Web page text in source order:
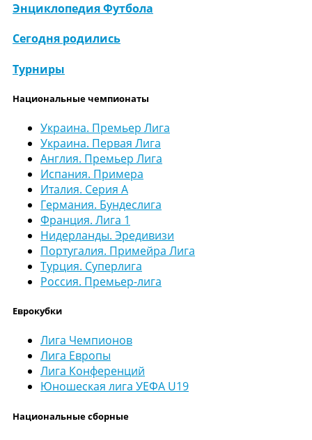
Энциклопедия Футбола
Сегодня родились
Турниры
Национальные чемпионаты
Украина. Премьер Лига
Украина. Первая Лига
Англия. Премьер Лига
Испания. Примера
Италия. Серия А
Германия. Бундеслига
Франция. Лига 1
Нидерланды. Эредивизи
Португалия. Примейра Лига
Турция. Суперлига
Россия. Премьер-лига
Еврокубки
Лига Чемпионов
Лига Европы
Лига Конференций
Юношеская лига УЕФА U19
Национальные сборные